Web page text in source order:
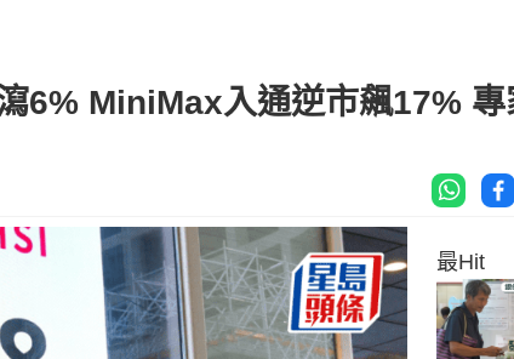
6% MiniMax入通逆市飆17%
最Hit